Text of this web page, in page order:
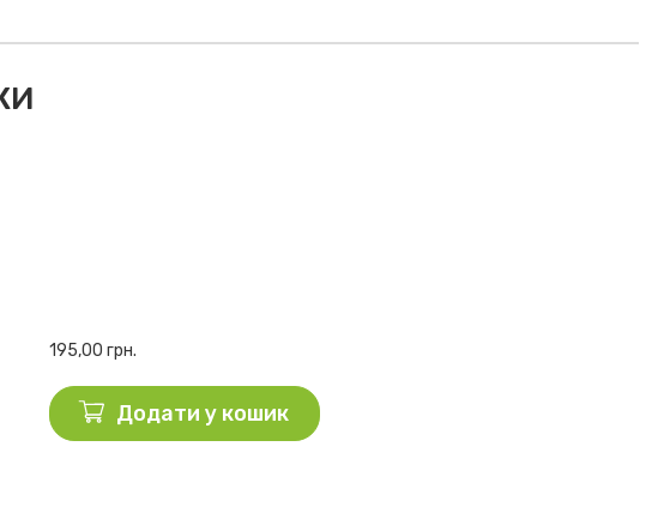
195,00грн.
Додати у кошик